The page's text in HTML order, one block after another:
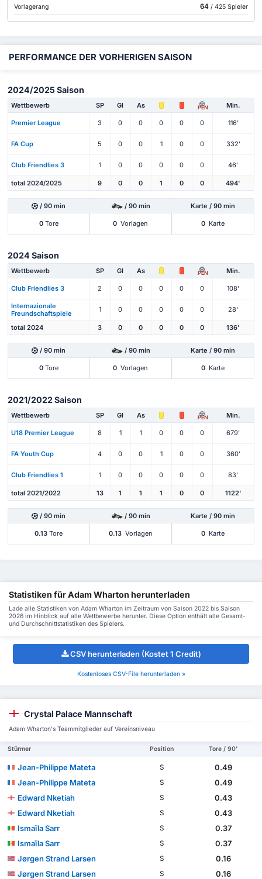
Vorlagerang 64/ 425 Spieler
PERFORMANCE DER VORHERIGEN SAISON
2024/2025 Saison
Wettbewerb SP Gl As PEN Min.
Premier League 3 0 0 0 0 0 116'
FA Cup 5 0 0 1 0 0 332'
Club Friendlies 3 1 0 0 0 0 0 46'
total 2024/2025 9 0 0 1 0 0 494'
/ 90 min / 90 min Karte / 90 min
0Tore 0 Vorlagen 0 Karte
2024 Saison
Wettbewerb SP Gl As PEN Min.
Club Friendlies 3 2 0 0 0 0 0 108'
Internazionale
Freundschaftspiele
1 0 0 0 0 0 28'
total 2024 3 0 0 0 0 0 136'
/ 90 min / 90 min Karte / 90 min
0Tore 0 Vorlagen 0 Karte
2021/2022 Saison
Wettbewerb SP Gl As PEN Min.
U18 Premier League 8 1 1 0 0 0 679'
FA Youth Cup 4 0 0 1 0 0 360'
Club Friendlies 1 1 0 0 0 0 0 83'
total 2021/2022 13 1 1 1 0 0 1122'
/ 90 min / 90 min Karte / 90 min
0.13 Tore 0.13 Vorlagen 0 Karte
Statistiken für Adam Wharton herunterladen
Lade alle Statistiken von Adam Wharton im Zeitraum von Saison 2022 bis Saison
2026 im Hinblick auf alle Wettbewerbe herunter. Diese Option enthält alle Gesamt-
und Durchschnittstatistiken des Spielers.
CSV herunterladen (Kostet 1 Credit)
Kostenloses CSV-File herunterladen »
Crystal Palace Mannschaft
Adam Wharton's Teammitglieder auf Vereinsniveau
Stürmer Position Tore / 90'
Jean-Philippe Mateta S
0.49
Jean-Philippe Mateta
S
0.49
Edward Nketiah
S
0.43
Edward Nketiah
S
0.43
Ismaïla Sarr
S
0.37
Ismaïla Sarr
S
0.37
Jørgen Strand Larsen
S
0.16
Jørgen Strand Larsen
S
0.16